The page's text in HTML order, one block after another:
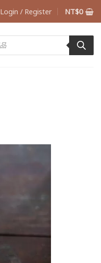
Login / Register NT$0